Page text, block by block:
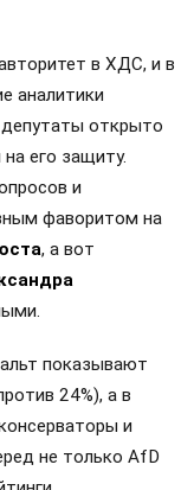
в ХДС, и в
аналитики
открыто
его защиту.
и
фаворитом на
, а вот
показывают
24%), а в
и
не только AfD